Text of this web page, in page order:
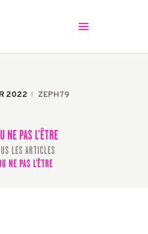
2022 ZEPH79
NE PAS L’ÊTRE
LES ARTICLES
NE PAS L’ÊTRE
SANS BAGAGE